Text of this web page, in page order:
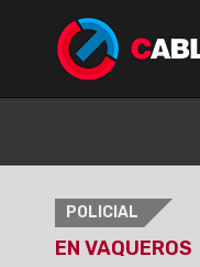
POLICIAL
EN VAQUEROS